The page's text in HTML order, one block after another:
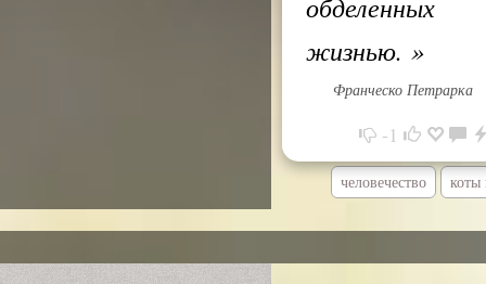
жизнью. »
Франческо Петрарка
-1
человечество